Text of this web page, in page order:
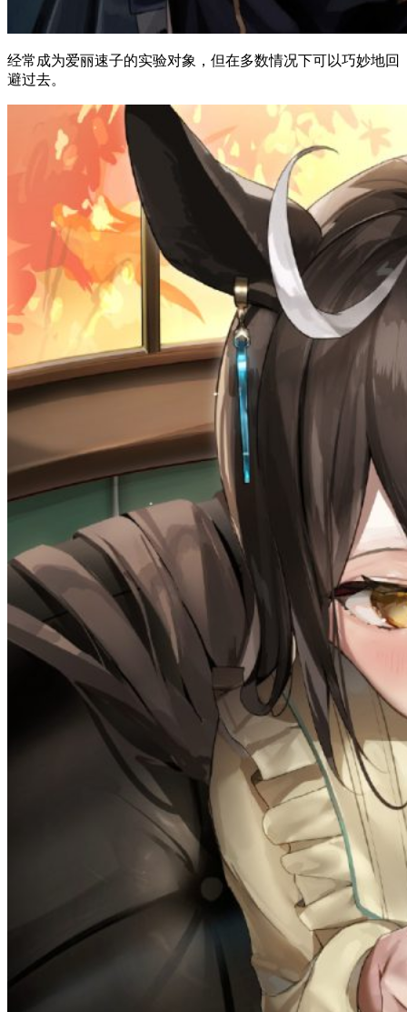
经常成为爱丽速子的实验对象，但在多数情况下可以巧妙地回
避过去。